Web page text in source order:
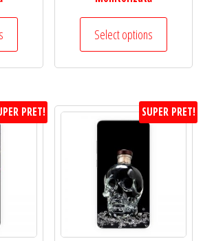
Select options
PRET! SUPER PRET!